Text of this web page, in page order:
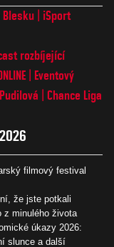
Blesku
iSport
rozbíjející
Eventový
Chance Liga
filmový festival
že jste potkali
z minulého života
úkazy 2026:
slunce a další